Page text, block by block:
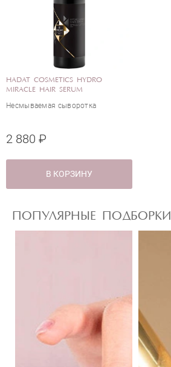
ОЦЕНКА
HADAT COSMETICS HYDRO
MIRACLE HAIR SERUM
Несмываемая сыворотка
2 880 ₽
В КОРЗИНУ
ПОПУЛЯРНЫЕ ПОДБОРКИ